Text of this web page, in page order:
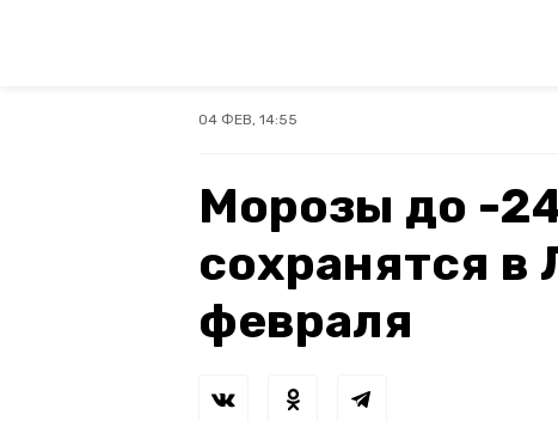
04 ФЕВ, 14:55
Морозы до -
сохранятся в
февраля